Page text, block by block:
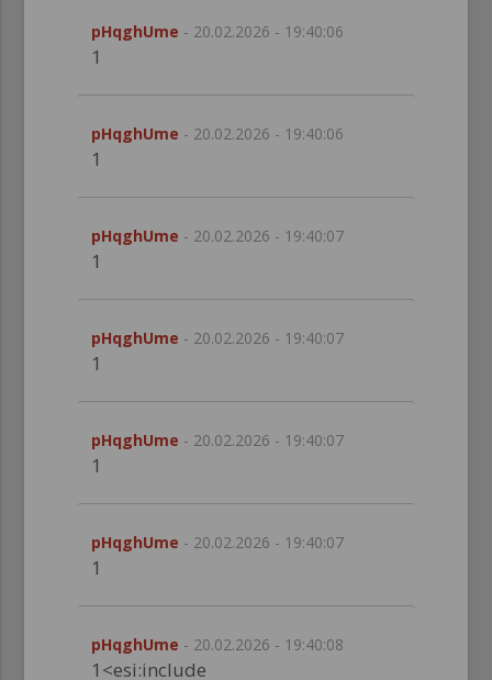
pHqghUme - 20.02.2026 - 19:40:06
1
pHqghUme - 20.02.2026 - 19:40:06
1
pHqghUme - 20.02.2026 - 19:40:07
1
pHqghUme - 20.02.2026 - 19:40:07
1
pHqghUme - 20.02.2026 - 19:40:07
1
pHqghUme - 20.02.2026 - 19:40:07
1
pHqghUme - 20.02.2026 - 19:40:08
1<esi:include